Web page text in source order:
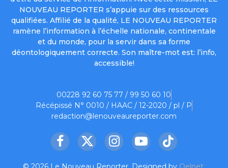
NOUVEAU REPORTER s’appuie sur des ressources
qualifiées. Affilié de la qualité, LE NOUVEAU REPORTER
ramène l’information à l’échelle nationale, continentale
et du monde, pour la servir dans sa forme
déontologiquement correcte. Son maître-mot est: l’info,
accessible!
00228 92 60 75 77 / 99 50 60 10
Récépissé N° 0010 / HAAC / 12-2020 / pl / P
redaction@lenouveaureporter.com
Facebook
X
InstagramYouTubeTikTok